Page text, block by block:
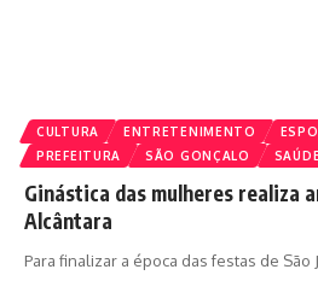
CULTURA ENTRETENIMENTO
PREFEITURA
SÃO GONÇALO SAÚDE
Ginástica das mulheres realiza
Alcântara
Para finalizar a época das festas de São